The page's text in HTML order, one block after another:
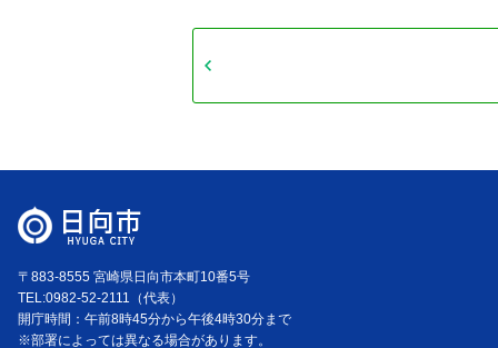
〒883-8555 宮崎県日向市本町10番5号
TEL:0982-52-2111（代表）
開庁時間：午前8時45分から午後4時30分まで
※部署によっては異なる場合があります。